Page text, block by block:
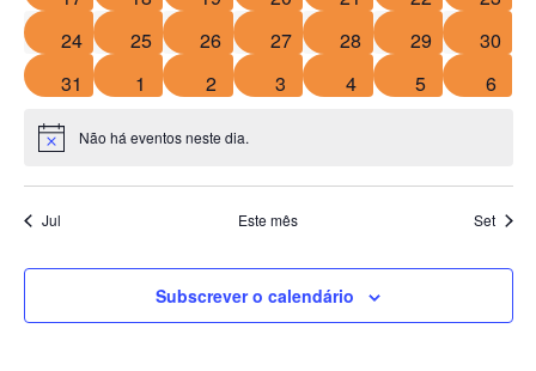
0 eventos
24 0 eventos
25 0 eventos
26 0 eventos
27 0 eventos
28 0 eventos
29 0
30
0 eventos
31 0 eventos
1 0 eventos
2 0 eventos
3 0 eventos
4 0 eventos
5 0
6
Aviso Não há eventos neste dia.
Jul Este mês Set
Subscrever o calendário